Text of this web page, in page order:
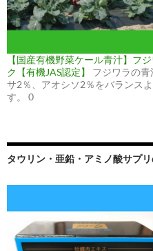
【国産有機野菜ケール青汁】フ
ク【有機JAS認定】
フジワラの
サ2％、アオシソ2％をバランス
す。 0
タウリン・亜鉛・アミノ酸サプ